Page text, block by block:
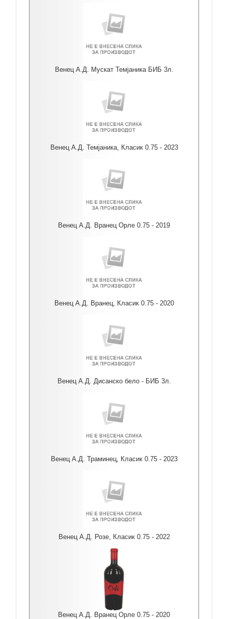
Венец А.Д. Мускат Темјаника БИБ 3л.
Венец А.Д. Темјаника, Класик 0.75 - 2023
Венец А.Д. Вранец Орле 0.75 - 2019
Венец А.Д. Вранец, Класик 0.75 - 2020
Венец А.Д. Дисанско бело - БИБ 3л.
Венец А.Д. Траминец, Класик 0.75 - 2023
Венец А.Д. Розе, Класик 0.75 - 2022
Венец А.Д. Вранец Орле 0.75 - 2020